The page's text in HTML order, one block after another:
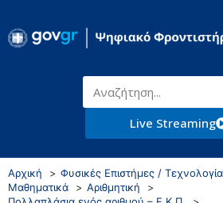
Live Streaming
Αρχική
Φυσικές Επιστήμες /
Μαθηματικά
Αριθμητική